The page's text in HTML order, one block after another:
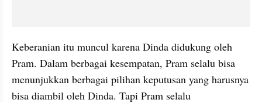
Keberanian itu muncul karena Dinda didukung oleh
Pram. Dalam berbagai kesempatan, Pram selalu bisa
menunjukkan berbagai pilihan keputusan yang harusnya
bisa diambil oleh Dinda. Tapi Pram selalu